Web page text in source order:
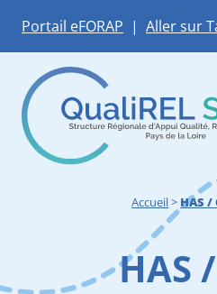
Portail eFORAP | Aller sur
Accueil> HAS
HAS